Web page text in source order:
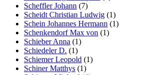
Scheffler Johann (7)
Scheidt Christian Ludwig (1)
Schein Johannes Hermann (1)
Schenkendorf Max von (1)
Schieber Anna (1)
Schiedeler D. (1)
Schiemer Leopold (1)
Schiner Matthys (1)